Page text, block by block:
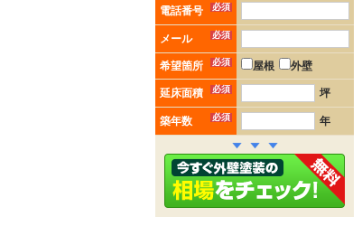
電話番号 必須
メール 必須
希望箇所 必須 屋根 外壁
延床面積 必須 坪
築年数 必須 年